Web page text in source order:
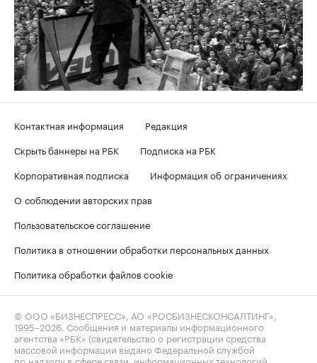
Контактная информация
Редакция
Скрыть баннеры на РБК
Подписка на РБК
Корпоративная подписка
Информация об ограничениях
О соблюдении авторских прав
Пользовательское соглашение
Политика в отношении обработки персональных данных
Политика обработки файлов cookie
© ООО «БИЗНЕСПРЕСС», АО «РОСБИЗНЕСКОНСАЛТИНГ»,
1995–2026 . Сообщения и материалы информационного
агентства «РБК» (свидетельство о регистрации средства
массовой информации выдано Федеральной службой
по надзору в сфере связи, информационных технологий